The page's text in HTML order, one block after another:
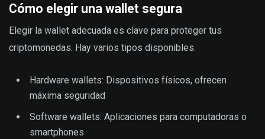
Cómo elegir una wallet segura
Elegir la wallet adecuada es clave para proteger tus
criptomonedas. Hay varios tipos disponibles.
Hardware wallets: Dispositivos físicos, ofrecen
máxima seguridad
Software wallets: Aplicaciones para computadoras o
smartphones